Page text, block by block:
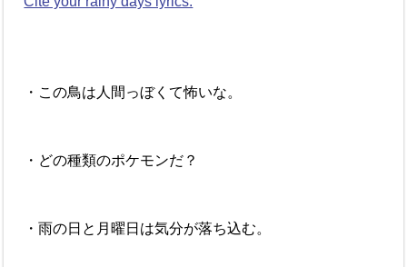
・この鳥は人間っぼくて怖いな。
・どの種類のポケモンだ？
・雨の日と月曜日は気分が落ち込む。